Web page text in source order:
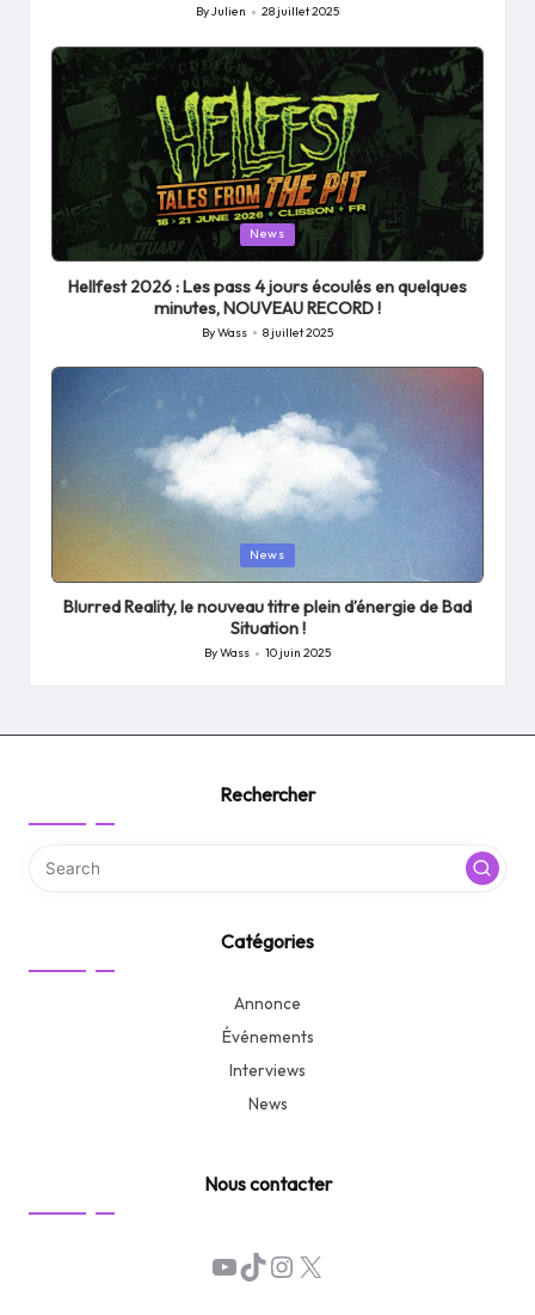
Posted
ByJulien 28 juillet 2025
Posted
in
News
Hellfest 2026 : Les pass 4 jours écoulés en quelques
minutes, NOUVEAU RECORD !
Posted
by
ByWass 8 juillet 2025
in
News
Blurred Reality, le nouveau titre plein d’énergie de Bad
Situation !
Posted
ByWass 10 juin 2025
Rechercher
Catégories
Annonce
Événements
Interviews
News
Nous contacter
YouTube
TikTok
Instagram
X